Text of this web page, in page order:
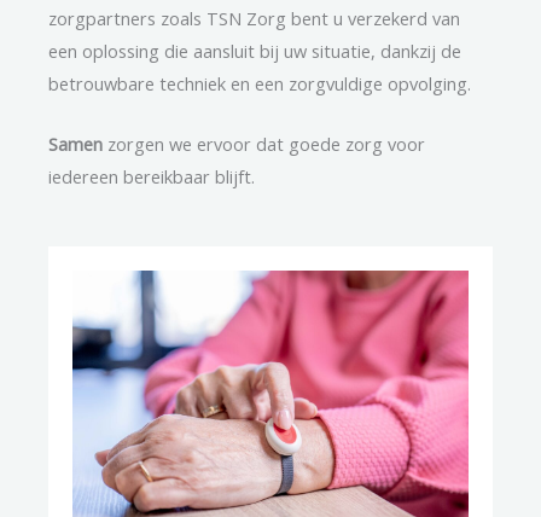
zorgpartners zoals TSN Zorg bent u verzekerd van
een oplossing die aansluit bij uw situatie, dankzij de
betrouwbare techniek en een zorgvuldige opvolging.
Samen zorgen we ervoor dat goede zorg voor
iedereen bereikbaar blijft.